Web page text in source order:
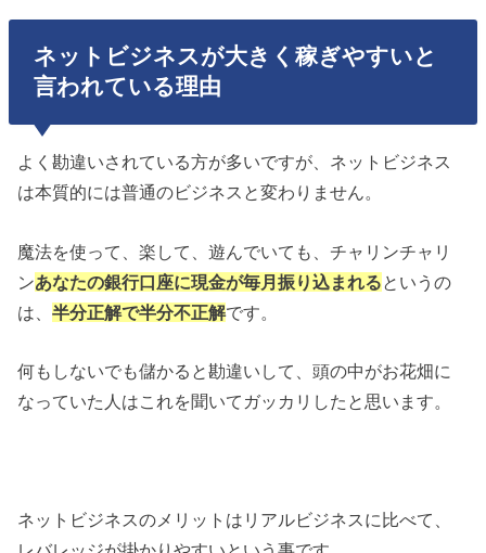
ネットビジネスが大きく稼ぎやすいと
言われている理由
よく勘違いされている方が多いですが、ネットビジネス
は本質的には普通のビジネスと変わりません。
魔法を使って、楽して、遊んでいても、チャリンチャリ
ンあなたの銀行口座に現金が毎月振り込まれるというの
は、半分正解で半分不正解です。
何もしないでも儲かると勘違いして、頭の中がお花畑に
なっていた人はこれを聞いてガッカリしたと思います。
ネットビジネスのメリットはリアルビジネスに比べて、